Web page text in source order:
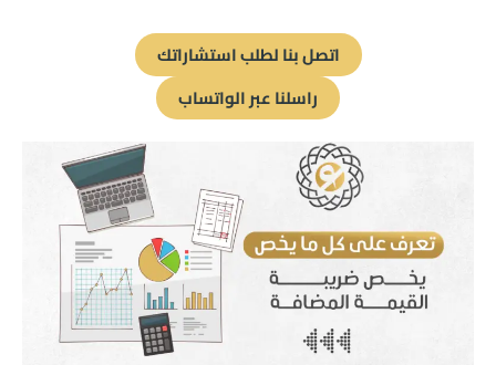
اتصل بنا لطلب استشاراتك
راسلنا عبر الواتساب